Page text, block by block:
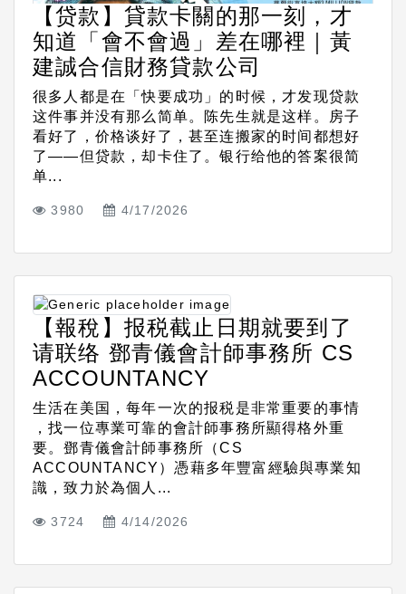
【贷款】貸款卡關的那一刻，才
知道「會不會過」差在哪裡｜黃
建誠合信財務貸款公司
很多人都是在「快要成功」的时候，才发现贷款
这件事并没有那么简单。陈先生就是这样。房子
看好了，价格谈好了，甚至连搬家的时间都想好
了——但贷款，却卡住了。银行给他的答案很简
单...
3980 4/17/2026
【報稅】报税截止日期就要到了
请联络 鄧青儀會計師事務所 CS
ACCOUNTANCY
生活在美国，每年一次的报税是非常重要的事情
，找一位專業可靠的會計師事務所顯得格外重
要。鄧青儀會計師事務所（CS
ACCOUNTANCY）憑藉多年豐富經驗與專業知
識，致力於為個人...
3724 4/14/2026